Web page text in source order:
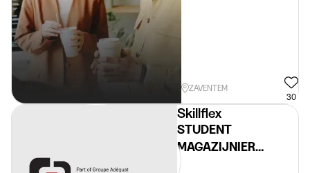
ZAVENTEM
30
Skillflex
STUDENT
MAGAZIJNIER
DAGUREN